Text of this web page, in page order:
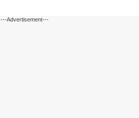
---Advertisement---